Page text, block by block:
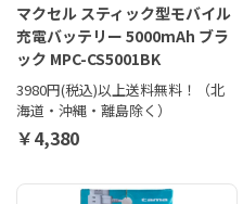
マクセル スティック型モバイル
充電バッテリー 5000mAh ブラ
ック MPC-CS5001BK
3980円(税込)以上送料無料！（北
海道・沖縄・離島除く）
￥4,380